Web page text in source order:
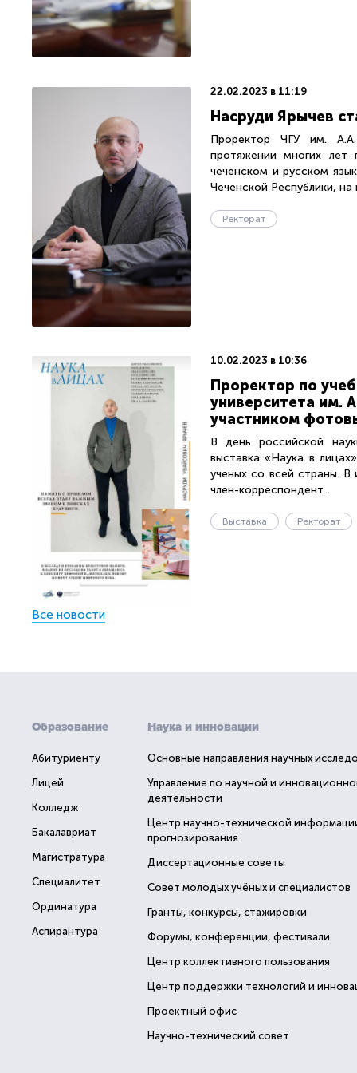
22.02.2023 в 11:19
Насруди Ярычев
Проректор ЧГУ им.
протяжении многих
чеченском и русском
Чеченской Республики, на
Ректорат
10.02.2023 в 10:36
Проректор по
университета им.
участником
В день российской
выставка «Наука в
ученых со всей страны.
член-корреспондент...
Выставка Ректорат
Все новости
Образование
Абитуриенту
Лицей
Колледж
Бакалавриат
Магистратура
Специалитет
Ординатура
Аспирантура
Наука и инновации
Основные направления научных
Управление по научной и
деятельности
Центр научно-технической
прогнозирования
Диссертационные советы
Совет молодых учёных и специалистов
Гранты, конкурсы, стажировки
Форумы, конференции, фестивали
Центр коллективного пользования
Центр поддержки технологий и
Проектный офис
Научно-технический совет